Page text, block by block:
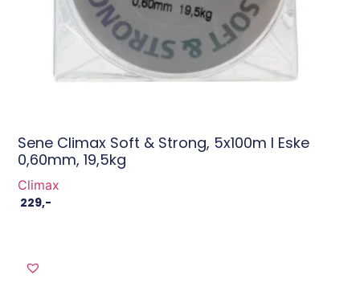
Sene Climax Soft & Strong, 5x100m I Eske
0,60mm, 19,5kg
Climax
229,-